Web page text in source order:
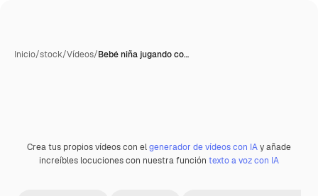
Inicio/stock/Vídeos/Bebé niña jugando co…
Premium
Crea tus propios vídeos con elgenerador de vídeos con IAy añade
increíbles locuciones con nuestra función texto a voz con IA